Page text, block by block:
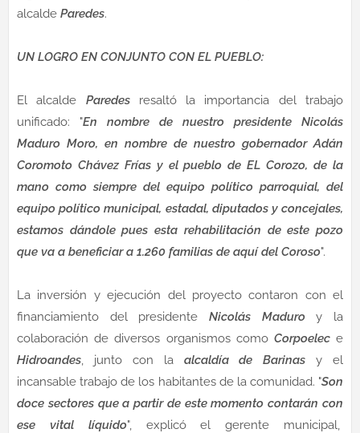
alcalde Paredes.
UN LOGRO EN CONJUNTO CON EL PUEBLO:
El alcalde Paredesresaltó la importancia del trabajo
unificado: "En nombre de nuestro presidente Nicolás
Maduro Moro, en nombre de nuestro gobernador Adán
Coromoto Chávez Frías y el pueblo de EL Corozo, de la
mano como siempre del equipo político parroquial, del
equipo político municipal, estadal, diputados y concejales,
estamos dándole pues esta rehabilitación de este pozo
que va a beneficiar a 1.260 familias de aquí del Coroso".
La inversión y ejecución del proyecto contaron con el
financiamiento del presidente Nicolás Maduroy la
colaboración de diversos organismos como Corpoelece
Hidroandes, junto con la alcaldía de Barinas y el
incansable trabajo de los habitantes de la comunidad. "Son
doce sectores que a partir de este momento contarán con
ese vital líquido", explicó el gerente municipal,